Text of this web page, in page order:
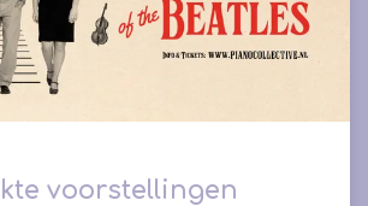
voorstellingen